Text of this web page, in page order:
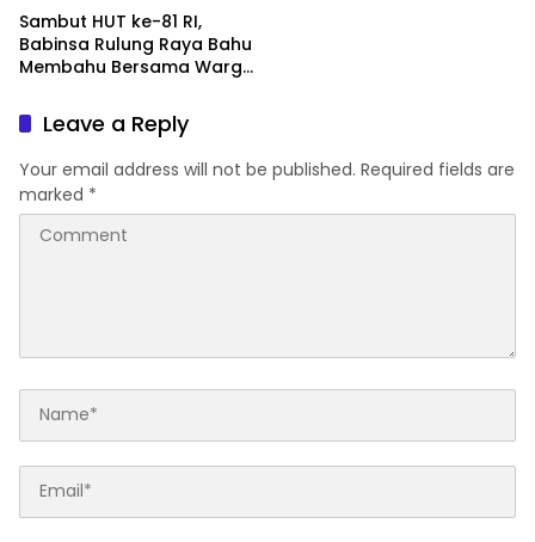
Sambut HUT ke-81 RI,
Babinsa Rulung Raya Bahu
Membahu Bersama Warga
Leave a Reply
Your email address will not be published. Required fields are
marked *